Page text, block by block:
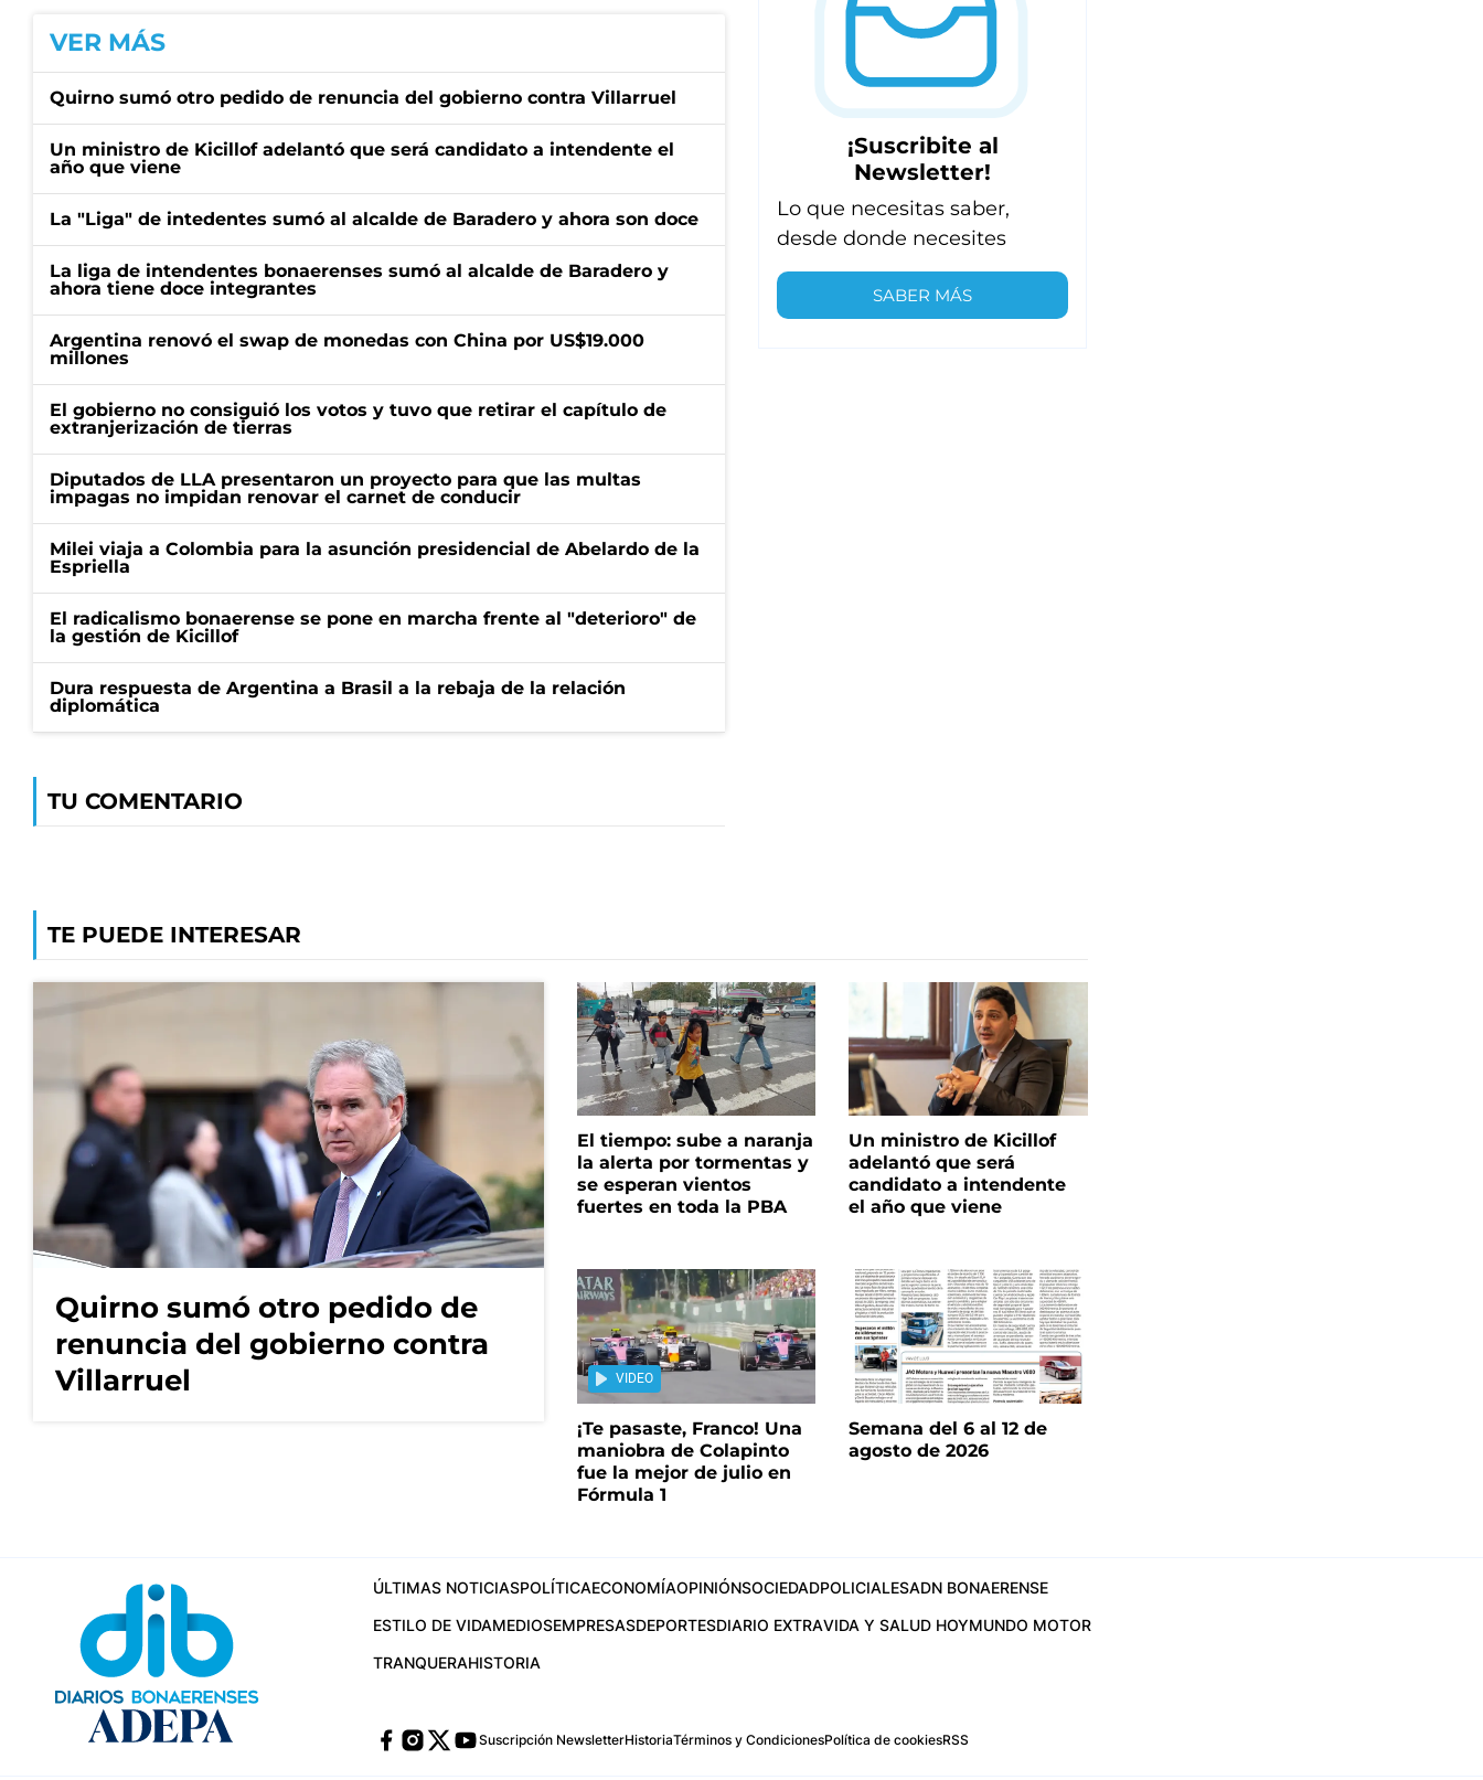
VER MÁS
Quirno sumó otro pedido de renuncia del gobierno contra Villarruel
Un ministro de Kicillof adelantó que será candidato a intendente el
año que viene
La "Liga" de intedentes sumó al alcalde de Baradero y ahora son doce
La liga de intendentes bonaerenses sumó al alcalde de Baradero y
ahora tiene doce integrantes
Argentina renovó el swap de monedas con China por US$19.000
millones
El gobierno no consiguió los votos y tuvo que retirar el capítulo de
extranjerización de tierras
Diputados de LLA presentaron un proyecto para que las multas
impagas no impidan renovar el carnet de conducir
Milei viaja a Colombia para la asunción presidencial de Abelardo de la
Espriella
El radicalismo bonaerense se pone en marcha frente al "deterioro" de
la gestión de Kicillof
Dura respuesta de Argentina a Brasil a la rebaja de la relación
diplomática
TU COMENTARIO
¡Suscribite al
Newsletter!
Lo que necesitas saber,
desde donde necesites
SABER MÁS
TE PUEDE INTERESAR
Quirno sumó otro pedido de
renuncia del gobierno contra
Villarruel
El tiempo: sube a naranja
la alerta por tormentas y
se esperan vientos
fuertes en toda la PBA
Un ministro de Kicillof
adelantó que será
candidato a intendente
el año que viene
VIDEO
¡Te pasaste, Franco! Una
maniobra de Colapinto
fue la mejor de julio en
Fórmula 1
Semana del 6 al 12 de
agosto de 2026
ÚLTIMAS NOTICIASPOLÍTICAECONOMÍAOPINIÓNSOCIEDADPOLICIALESADN BONAERENSE
ESTILO DE VIDAMEDIOSEMPRESASDEPORTESDIARIO EXTRAVIDA Y SALUD HOYMUNDO MOTOR
TRANQUERAHISTORIA
Suscripción NewsletterHistoriaTérminos y CondicionesPolítica de cookiesRSS